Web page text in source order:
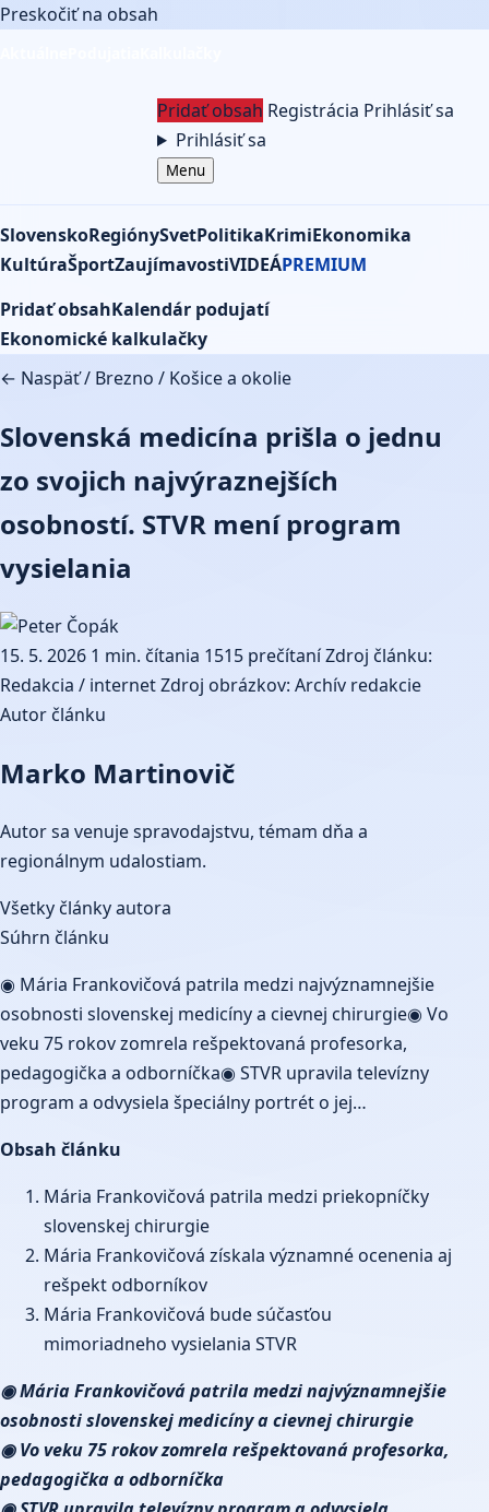
Preskočiť na obsah
Pridať obsah Registrácia Prihlásiť sa
Prihlásiť sa
Menu
SlovenskoRegiónySvetPolitikaKrimiEkonomika
KultúraŠportZaujímavostiVIDEÁPREMIUM
Pridať obsahKalendár podujatí
Ekonomické kalkulačky
← Naspäť/ Brezno / Košice a okolie
Slovenská medicína prišla o jednu
zo svojich najvýraznejších
osobností. STVR mení program
vysielania
15. 5. 2026 1 min. čítania 1515 prečítaníZdroj článku:
Redakcia / internetZdroj obrázkov: Archív redakcie
Autor článku
Marko Martinovič
Autor sa venuje spravodajstvu, témam dňa a
regionálnym udalostiam.
Všetky články autora
Súhrn článku
◉ Mária Frankovičová patrila medzi najvýznamnejšie
osobnosti slovenskej medicíny a cievnej chirurgie◉ Vo
veku 75 rokov zomrela rešpektovaná profesorka,
pedagogička a odborníčka◉ STVR upravila televízny
program a odvysiela špeciálny portrét o jej…
Obsah článku
Mária Frankovičová patrila medzi priekopníčky
slovenskej chirurgie
Mária Frankovičová získala významné ocenenia aj
rešpekt odborníkov
Mária Frankovičová bude súčasťou
mimoriadneho vysielania STVR
◉ Mária Frankovičová patrila medzi najvýznamnejšie
osobnosti slovenskej medicíny a cievnej chirurgie
◉ Vo veku 75 rokov zomrela rešpektovaná profesorka,
pedagogička a odborníčka